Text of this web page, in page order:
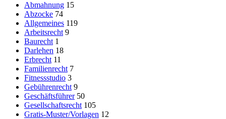
Abmahnung 15
Abzocke 74
Allgemeines 119
Arbeitsrecht 9
Baurecht 1
Darlehen 18
Erbrecht 11
Familienrecht 7
Fitnessstudio 3
Gebührenrecht 9
Geschäftsführer 50
Gesellschaftsrecht 105
Gratis-Muster/Vorlagen 12